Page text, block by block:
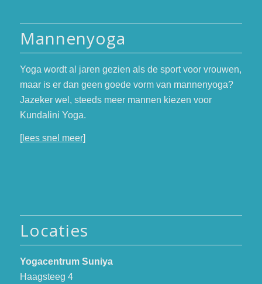
Mannenyoga
Yoga wordt al jaren gezien als de sport voor vrouwen,
maar is er dan geen goede vorm van mannenyoga?
Jazeker wel, steeds meer mannen kiezen voor
Kundalini Yoga.
[lees snel meer]
Locaties
Yogacentrum Suniya
Haagsteeg 4